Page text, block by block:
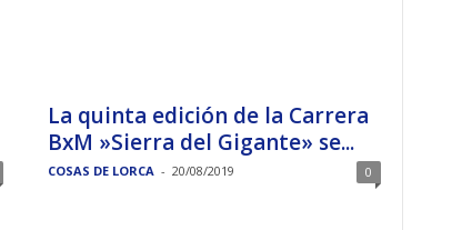
La quinta edición de la Carrera
BxM »Sierra del Gigante» se...
COSAS DE LORCA - 20/08/2019 0